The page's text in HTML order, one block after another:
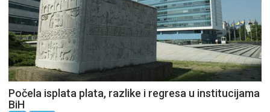
Počela isplata plata, razlike i regresa u institucijama
BiH